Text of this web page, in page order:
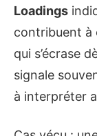
Loadings
contribuent à
qui s’écrase
signale
à interpréter